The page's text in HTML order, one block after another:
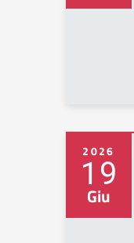
2026
19
Giu